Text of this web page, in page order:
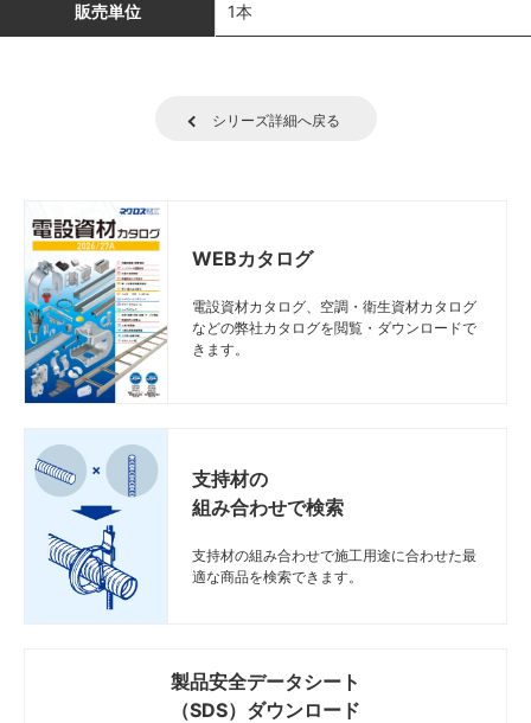
販売単位 1本
シリーズ詳細へ戻る
WEBカタログ
電設資材カタログ、空調・衛生資材カタログ
などの弊社カタログを閲覧・ダウンロードで
きます。
支持材の
組み合わせで検索
支持材の組み合わせで施工用途に合わせた最
適な商品を検索できます。
製品安全データシート
（SDS）ダウンロード